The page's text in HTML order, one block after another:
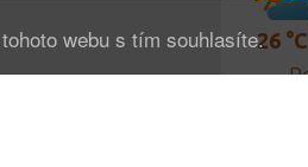
webu s tím souhlasíte.26 °C